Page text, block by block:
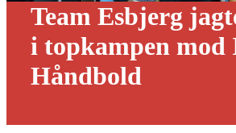
Team Esbjerg
i topkampen mod
Håndbold